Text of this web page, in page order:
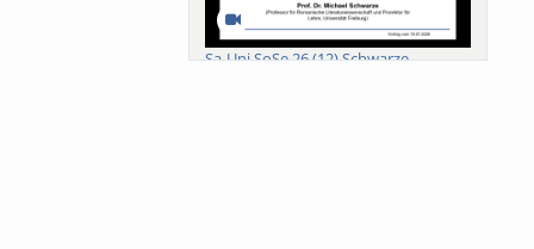
Sa-Uni SoSe 26 (12) Schwarze